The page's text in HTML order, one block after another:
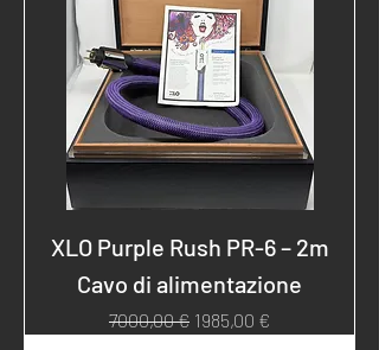
XLO Purple Rush PR-6 – 2m
Cavo di alimentazione
Prezzo regolare
7000,00 € Prezzo scontato
1985,00 €